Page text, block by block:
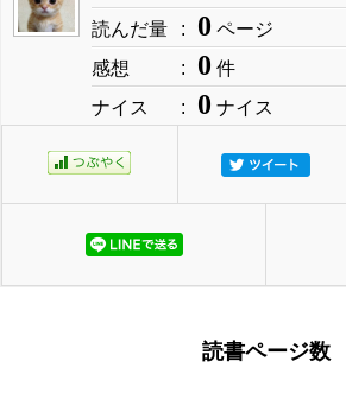
読んだ量
0 ページ
感想
0 件
ナイス
0 ナイス
読書ページ数